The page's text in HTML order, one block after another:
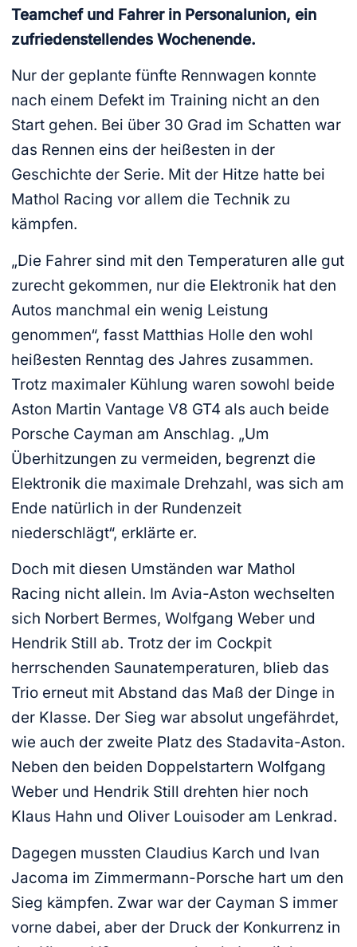
Teamchef und Fahrer in Personalunion, ein
zufriedenstellendes Wochenende.
Nur der geplante fünfte Rennwagen konnte
nach einem Defekt im Training nicht an den
Start gehen. Bei über 30 Grad im Schatten war
das Rennen eins der heißesten in der
Geschichte der Serie. Mit der Hitze hatte bei
Mathol Racing vor allem die Technik zu
kämpfen.
„Die Fahrer sind mit den Temperaturen alle gut
zurecht gekommen, nur die Elektronik hat den
Autos manchmal ein wenig Leistung
genommen“, fasst Matthias Holle den wohl
heißesten Renntag des Jahres zusammen.
Trotz maximaler Kühlung waren sowohl beide
Aston Martin Vantage V8 GT4 als auch beide
Porsche Cayman am Anschlag. „Um
Überhitzungen zu vermeiden, begrenzt die
Elektronik die maximale Drehzahl, was sich am
Ende natürlich in der Rundenzeit
niederschlägt“, erklärte er.
Doch mit diesen Umständen war Mathol
Racing nicht allein. Im Avia-Aston wechselten
sich Norbert Bermes, Wolfgang Weber und
Hendrik Still ab. Trotz der im Cockpit
herrschenden Saunatemperaturen, blieb das
Trio erneut mit Abstand das Maß der Dinge in
der Klasse. Der Sieg war absolut ungefährdet,
wie auch der zweite Platz des Stadavita-Aston.
Neben den beiden Doppelstartern Wolfgang
Weber und Hendrik Still drehten hier noch
Klaus Hahn und Oliver Louisoder am Lenkrad.
Dagegen mussten Claudius Karch und Ivan
Jacoma im Zimmermann-Porsche hart um den
Sieg kämpfen. Zwar war der Cayman S immer
vorne dabei, aber der Druck der Konkurrenz in